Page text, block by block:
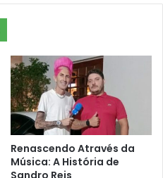
Renascendo Através da
Música: A História de
Sandro Reis